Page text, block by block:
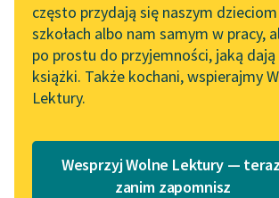
„Kochanek Lady
Chatterley” do słuchania
na Wolnych Lekturach
Nowy audiobook –
„Marzenie o Oriencie”
OAI-PMH
Widget
Przypisy
Katalog
często przydają się naszym
szkołach albo nam samym w pracy,
po prostu do przyjemności, jaką dają
książki. Także kochani, wspierajmy
Lektury.
Wesprzyj Wolne Lektury —
zanim zapomnisz
Czytaj
Podróże